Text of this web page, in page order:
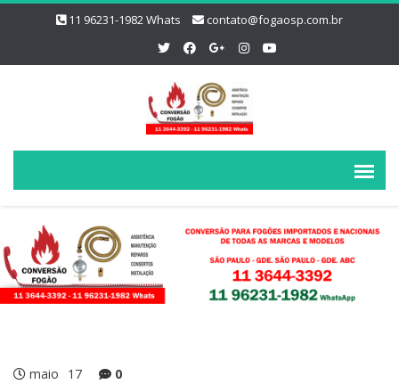
11 96231-1982 Whats contato@fogaosp.com.br
maio 17 0